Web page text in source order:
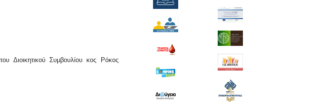
Διοικητικού Συμβουλίου κος Ρόκος